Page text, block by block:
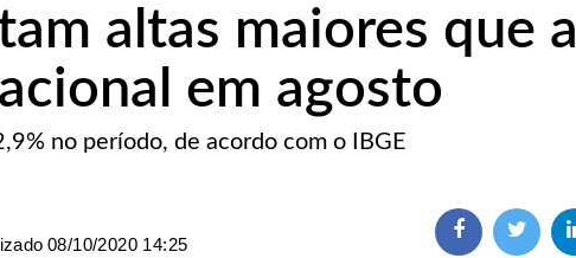
altas maiores que a
em agosto
no período, de acordo com o IBGE
08/10/2020 14:25